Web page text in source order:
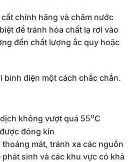
chính hãng và châm nước
để tránh hóa chất lạ rơi vào
đến chất lượng ắc quy hoặc
bình điện một cách chắc chắn.
không vượt quá 55oC
đóng kín
mát, tránh xa các nguồn
phát sinh và các khu vực có khả